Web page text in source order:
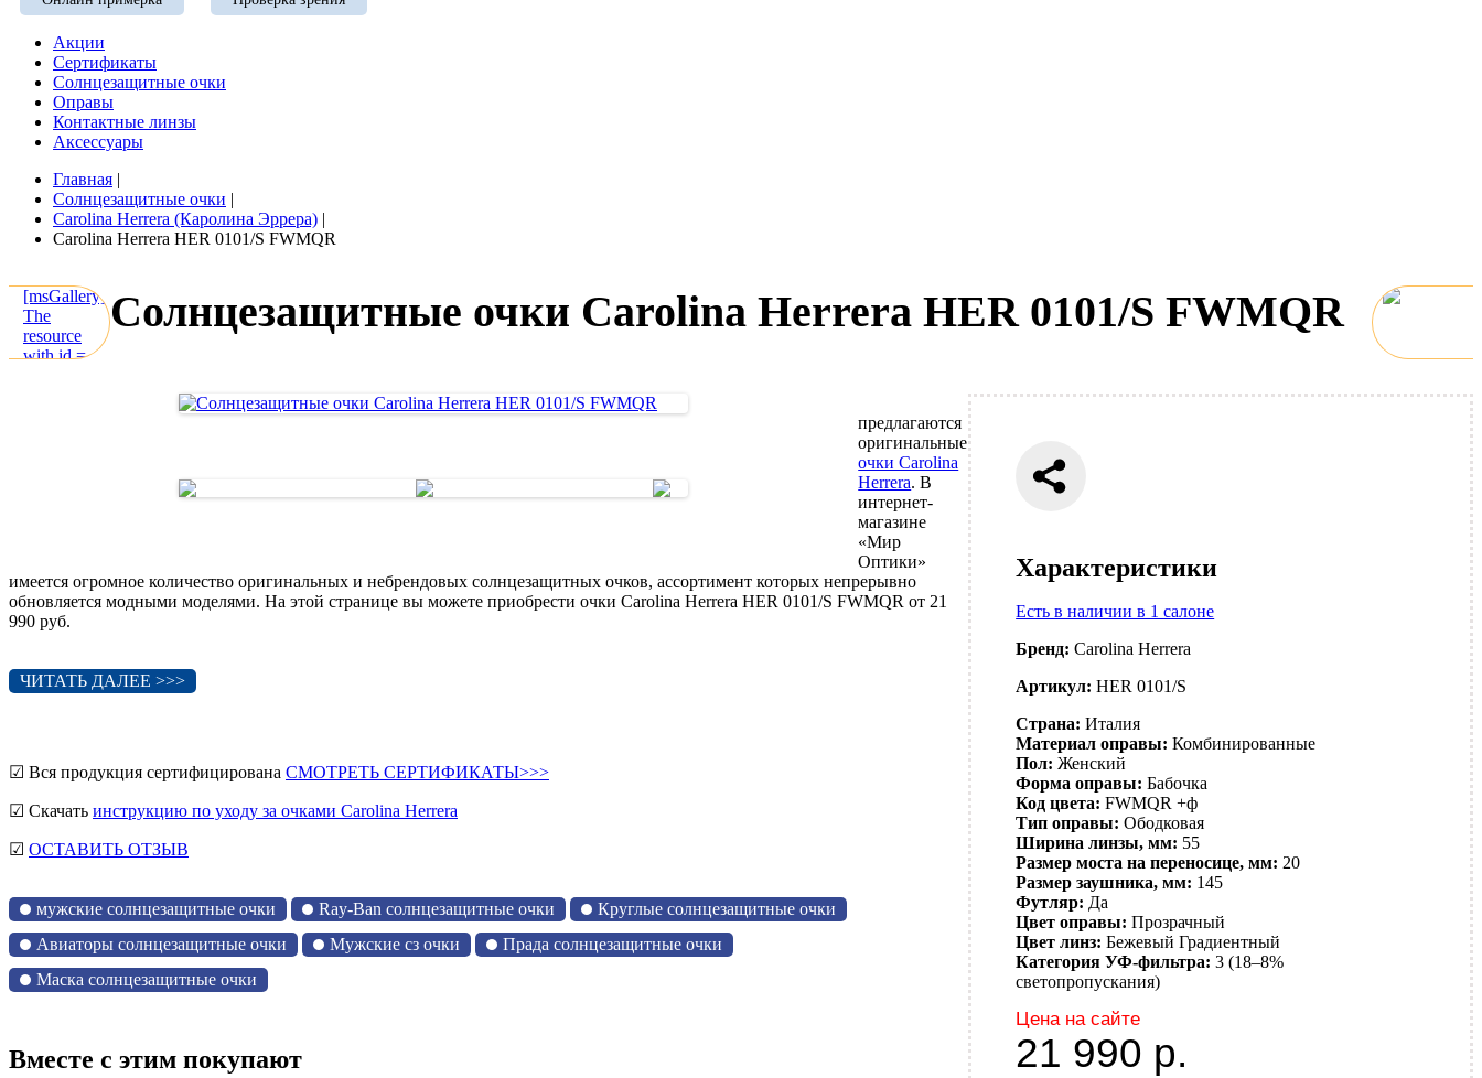
Акции
Сертификаты
Солнцезащитные очки
Оправы
Контактные линзы
Аксессуары
Главная |
Солнцезащитные очки |
Carolina Herrera (Каролина Эррера) |
Carolina Herrera HER 0101/S FWMQR
[msGallery]
The
resource
with id =
Солнцезащитные очки Carolina Herrera HER 0101/S FWMQR
Характеристики
Есть в наличии в 1 салоне
Бренд:Carolina Herrera
Артикул: HER 0101/S
Страна: Италия
Материал оправы: Комбинированные
Пол: Женский
Форма оправы: Бабочка
Код цвета: FWMQR +ф
Тип оправы: Ободковая
Ширина линзы, мм: 55
Размер моста на переносице, мм: 20
Размер заушника, мм: 145
Футляр: Да
Цвет оправы: Прозрачный
Цвет линз: Бежевый Градиентный
Категория УФ-фильтра: 3 (18–8%
светопропускания)
Цена на сайте
21 990 р.
предлагаются
оригинальные
очки Carolina
Herrera. В
интернет-
магазине
«Мир
Оптики»
имеется огромное количество оригинальных и небрендовых солнцезащитных очков, ассортимент которых непрерывно
обновляется модными моделями. На этой странице вы можете приобрести очки Carolina Herrera HER 0101/S FWMQR от 21
990 руб.
ЧИТАТЬ ДАЛЕЕ >>>
☑ Вся продукция сертифицирована СМОТРЕТЬ СЕРТИФИКАТЫ>>>
☑ Скачать инструкцию по уходу за очками Carolina Herrera
☑ ОСТАВИТЬ ОТЗЫВ
мужские солнцезащитные очки Ray-Ban солнцезащитные очки
Круглые солнцезащитные очки
Авиаторы солнцезащитные очки
Мужские сз очки
Прада солнцезащитные очки
Маска солнцезащитные очки
Вместе с этим покупают